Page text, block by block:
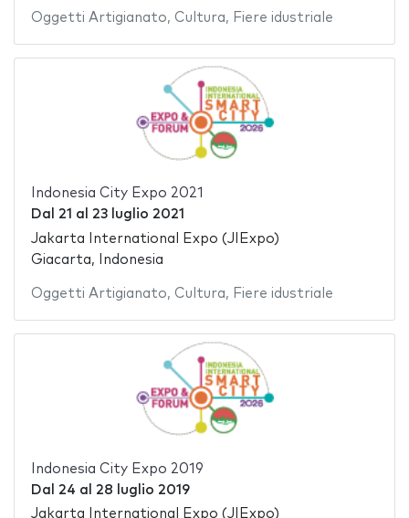
Oggetti Artigianato, Cultura, Fiere idustriale
Indonesia City Expo 2021
Dal 21 al 23 luglio 2021
Jakarta International Expo (JIExpo)
Giacarta, Indonesia
Oggetti Artigianato, Cultura, Fiere idustriale
Indonesia City Expo 2019
Dal 24 al 28 luglio 2019
Jakarta International Expo (JIExpo)